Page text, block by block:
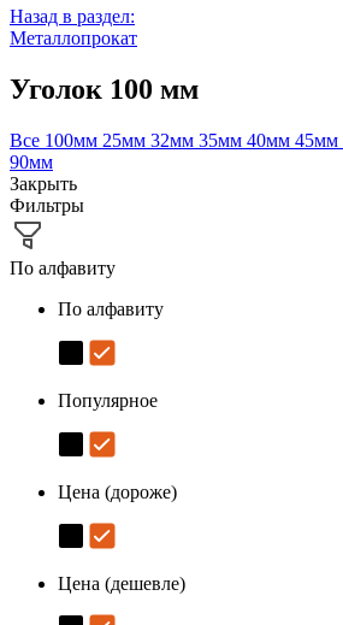
Назад в раздел:
Металлопрокат
Уголок 100 мм
Все 100мм 25мм 32мм 35мм 40мм 45мм
90мм
Закрыть
Фильтры
По алфавиту
По алфавиту
Популярное
Цена (дороже)
Цена (дешевле)